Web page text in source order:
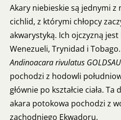
Akary niebieskie są jednymi z
cichlid, z którymi chłopcy
akwarystyką. Ich ojczyzną
Wenezueli, Trynidad i Tobago.
Andinoacara rivulatus
pochodzi z hodowli
głównie po kształcie ciała.
akara potokowa pochodzi z
zachodniego Ekwadoru.